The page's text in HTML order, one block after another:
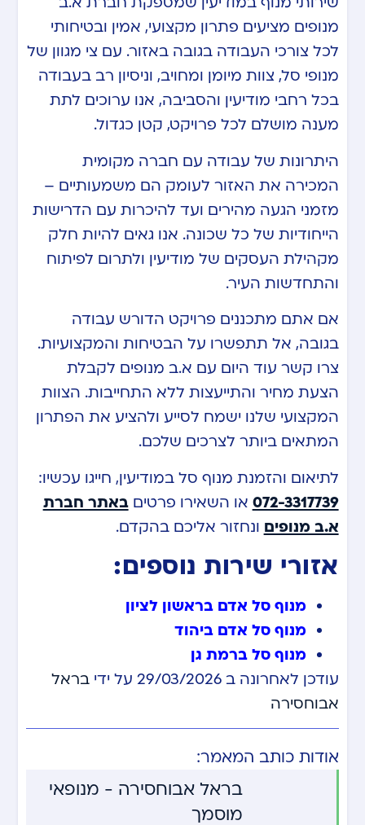
מנופים מציעים פתרון מקצועי, אמין ובטיחותי
לכל צורכי העבודה בגובה באזור. עם צי מגוון של
מנופי סל, צוות מיומן ומחויב, וניסיון רב בעבודה
בכל רחבי מודיעין והסביבה, אנו ערוכים לתת
מענה מושלם לכל פרויקט, קטן כגדול.
היתרונות של עבודה עם חברה מקומית
המכירה את האזור לעומק הם משמעותיים –
מזמני הגעה מהירים ועד להיכרות עם הדרישות
הייחודיות של כל שכונה. אנו גאים להיות חלק
מקהילת העסקים של מודיעין ולתרום לפיתוח
והתחדשות העיר.
אם אתם מתכננים פרויקט הדורש עבודה
בגובה, אל תתפשרו על הבטיחות והמקצועיות.
צרו קשר עוד היום עם א.ב מנופים לקבלת
הצעת מחיר והתייעצות ללא התחייבות. הצוות
המקצועי שלנו ישמח לסייע ולהציע את הפתרון
המתאים ביותר לצרכים שלכם.
לתיאום והזמנת מנוף סל במודיעין, חייגו עכשיו:
072-3317739 או השאירו פרטיםבאתר חברת
א.ב מנופים ונחזור אליכם בהקדם.
אזורי שירות נוספים:
מנוף סל אדם בראשון לציון
מנוף סל אדם ביהוד
מנוף סל ברמת גן
עודכן לאחרונה ב 29/03/2026 על ידי
בראל
אבוחסירה
אודות כותב המאמר:
בראל אבוחסירה - מנופאי
מוסמך